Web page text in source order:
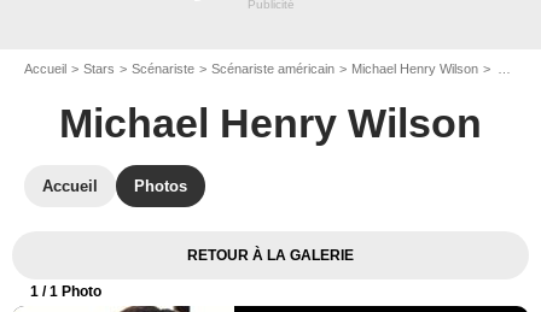
Accueil Stars Scénariste Scénariste américain Michael Henry Wilson
Michael Henry Wilson
Accueil Photos
RETOUR À LA GALERIE
1 / 1 Photo